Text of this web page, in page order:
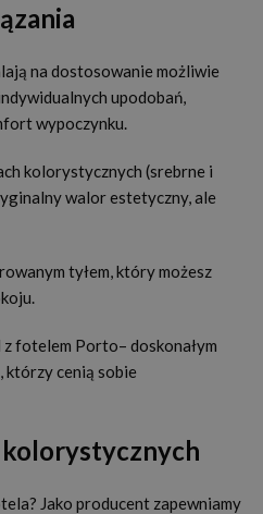
na dostosowanie możliwie
upodobań,
wypoczynku.
kolorystycznych (srebrne i
walor estetyczny, ale
tyłem, który możesz
fotelem Porto– doskonałym
którzy cenią sobie
Jako producent zapewniamy